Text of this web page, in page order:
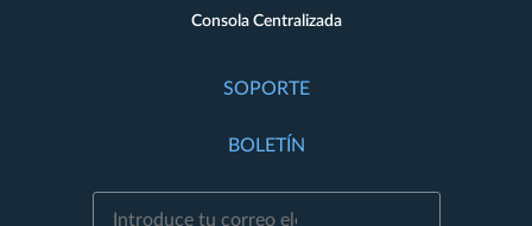
Consola Centralizada
SOPORTE
BOLETÍN